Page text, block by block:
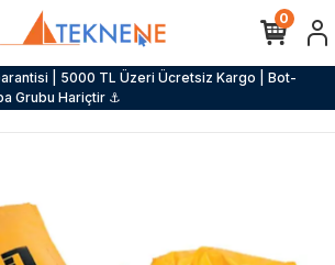
| 5000 TL Üzeri Ücretsiz Kargo | Bot-
Grubu Hariçtir ⚓
0